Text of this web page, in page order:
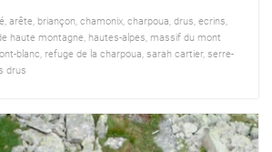
, arête, briançon chamonix, charpoua drus ecrins
haute montagne, hautes-alpes massif du mont
blanc refuge de la charpoua sarah cartier, serre-
drus